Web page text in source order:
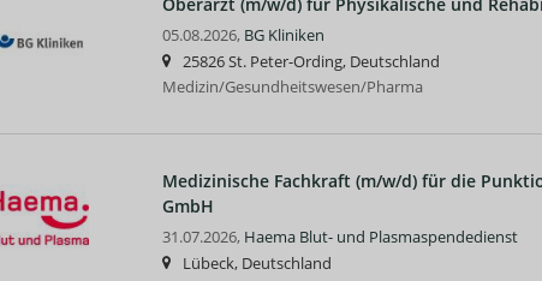
05.08.2026, BG Kliniken
25826 St. Peter-Ording, Deutschland
Medizin/Gesundheitswesen/Pharma
Medizinische Fachkraft (m/w/d) für die
GmbH
31.07.2026, Haema Blut- und Plasmaspendedienst
Lübeck, Deutschland